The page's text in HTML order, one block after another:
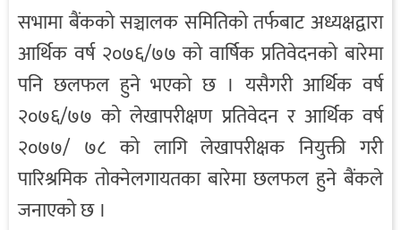
सभामा बैंकको सञ्चालक समितिको तर्फबाट अध्यक्षद्वारा
आर्थिक वर्ष २०७६/७७ को वार्षिक प्रतिवेदनको बारेमा
पनि छलफल हुने भएको छ । यसैगरी आर्थिक वर्ष
२०७६/७७ को लेखापरीक्षण प्रतिवेदन र आर्थिक वर्ष
२०७७/ ७८ को लागि लेखापरीक्षक नियुक्ती गरी
पारिश्रमिक तोक्नेलगायतका बारेमा छलफल हुने बैंकले
जनाएको छ ।